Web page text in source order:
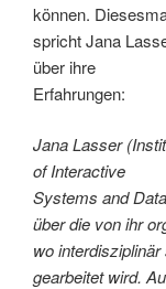
können.
spricht Jana
über ihre
Erfahrungen:
Jana Lasser
of Interactive
Systems and
über die von ihr
wo
gearbeitet wird.